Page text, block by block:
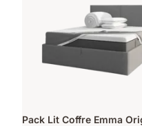
Pack Lit Coffre Emma